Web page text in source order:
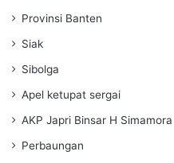
Provinsi Banten
Siak
Sibolga
Apel ketupat sergai
AKP Japri Binsar H Simamora
Perbaungan